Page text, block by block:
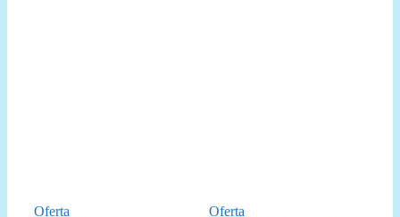
Oferta Oferta